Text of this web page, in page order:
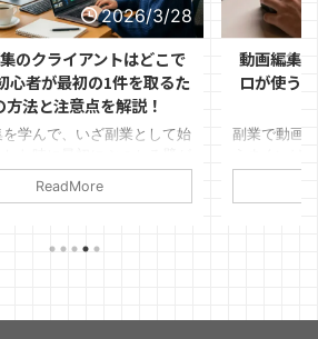
2026/3/28
のクライアントはどこで
心者が最初の1件を取るた
方法と注意点を解説！
学んで、いざ副業として始
アントをどこで見つけるか」
題です。 スキルはある程度
ReadMore
動画編集
ロが使う
副業で動画
できた。 け